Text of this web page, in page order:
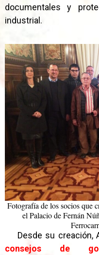
documentales y
industrial.
Fotografía de los socios que
el Palacio de Fernán
Desde su creación,
consejos de